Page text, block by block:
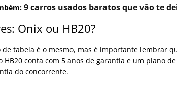
9 carros usados baratos que vão te
Onix ou HB20?
de tabela é o mesmo, mas é importante lembrar
HB20 conta com 5 anos de garantia e um plano
do concorrente.